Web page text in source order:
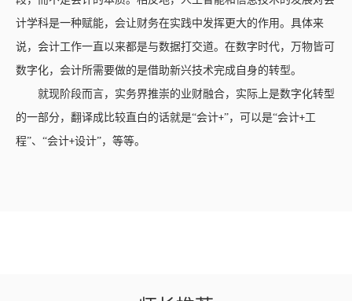
计学科是一种赋能，会让财务在实践中发挥更大的作用。具体来
说，会计工作一直以来都是与数据打交道。在数字时代，万物皆可
数字化，会计所需要做的是借助新兴技术完成自身的转型。
就现阶段而言，实务界推崇的业财融合，实际上是数字化转型
的一部分，翻译成比较直白的话就是“会计+”，可以是“会计+工
程”、“会计+设计”，等等。